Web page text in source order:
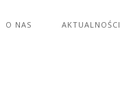
O NAS AKTUALNOŚCI